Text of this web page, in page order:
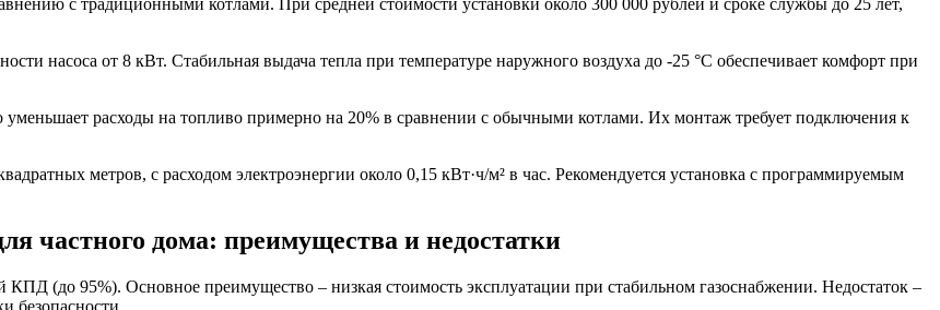
насоса от 8 кВт. Стабильная выдача тепла при температуре наружного воздуха до -25 °C обеспечивает комфорт при
расходы на топливо примерно на 20% в сравнении с обычными котлами. Их монтаж требует подключения к
метров, с расходом электроэнергии около 0,15 кВт·ч/м² в час. Рекомендуется установка с программируемым
частного дома: преимущества и недостатки
(до 95%). Основное преимущество – низкая стоимость эксплуатации при стабильном газоснабжении. Недостаток –
безопасности.